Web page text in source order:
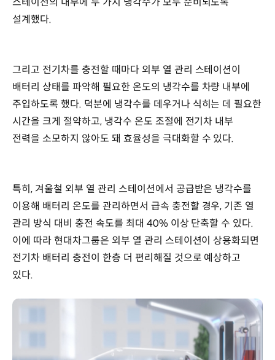
설계했다.
그리고 전기차를 충전할 때마다 외부 열 관리 스테이션이
배터리 상태를 파악해 필요한 온도의 냉각수를 차량 내부에
주입하도록 했다. 덕분에 냉각수를 데우거나 식히는 데 필요한
시간을 크게 절약하고, 냉각수 온도 조절에 전기차 내부
전력을 소모하지 않아도 돼 효율성을 극대화할 수 있다.
특히, 겨울철 외부 열 관리 스테이션에서 공급받은 냉각수를
이용해 배터리 온도를 관리하면서 급속 충전할 경우, 기존 열
관리 방식 대비 충전 속도를 최대 40% 이상 단축할 수 있다.
이에 따라 현대차그룹은 외부 열 관리 스테이션이 상용화되면
전기차 배터리 충전이 한층 더 편리해질 것으로 예상하고
있다.